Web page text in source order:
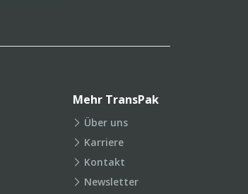
Mehr TransPak
Über uns
Karriere
Kontakt
Newsletter